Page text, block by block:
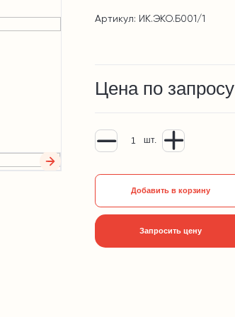
Артикул: ИК.ЭКО.Б001/1
Цена по запросу
шт.
Добавить в корзину
Запросить цену